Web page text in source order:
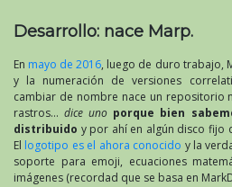
Desarrollo: nace Marp.
En mayo de 2016, luego de duro trabajo,
y la numeración de versiones
cambiar de nombre nace un repositorio
rastros…dice uno porque bien
distribuido y por ahí en algún disco fijo
El logotipo es el ahora conocido y la
soporte para emoji, ecuaciones
imágenes (recordad que se basa en